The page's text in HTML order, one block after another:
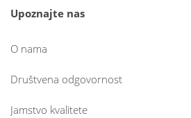
Upoznajte nas
O nama
Društvena odgovornost
Jamstvo kvalitete